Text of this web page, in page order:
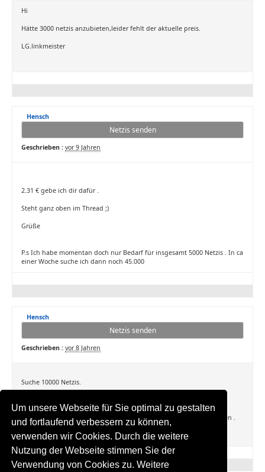
Um unsere Webseite für Sie optimal zu gestalten
und fortlaufend verbessern zu können,
verwenden wir Cookies. Durch die weitere
Nutzung der Webseite stimmen Sie der
Verwendung von Cookies zu. Weitere
Hi
Hätte 3000 netzis anzubieten,leider fehlt der aktuelle preis.
LG.linkmeister
Hensch
Netzis senden
Geschrieben : vor 9 Jahren
2.31 € gebe ich dir dafür .
Steht ganz oben im Thread ;)
Grüße
P.s Ich habe momentan doch nur Bedarf für insgesamt 5000 Netzis . In ca
einer Woche suche ich dann noch 45.000
Hensch
Netzis senden
Geschrieben : vor 8 Jahren
Suche 10000 Netzis.
Abnahme ab 2000 Netzis und Zahlung kann nur über Paypal erfolgen .
Vielen Dank